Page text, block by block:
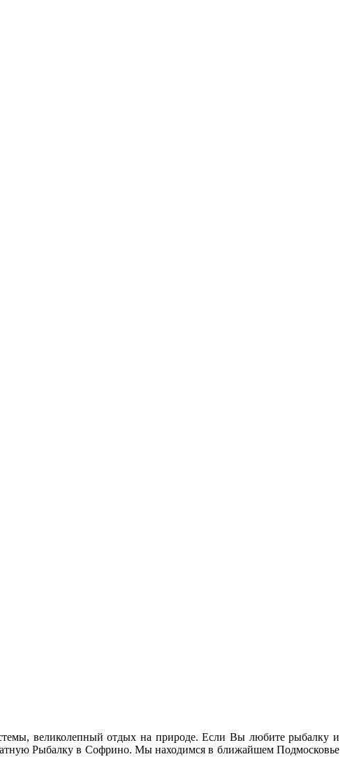
великолепный отдых на природе. Если Вы любите рыбалку и
Рыбалку в Софрино. Мы находимся в ближайшем Подмосковье